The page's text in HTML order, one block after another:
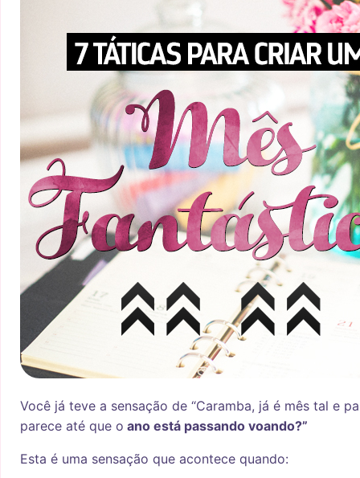
Você já teve a sensação de “Caramba, já é mês tal e
parece até que o ano está passando voando?”
Esta é uma sensação que acontece quando: